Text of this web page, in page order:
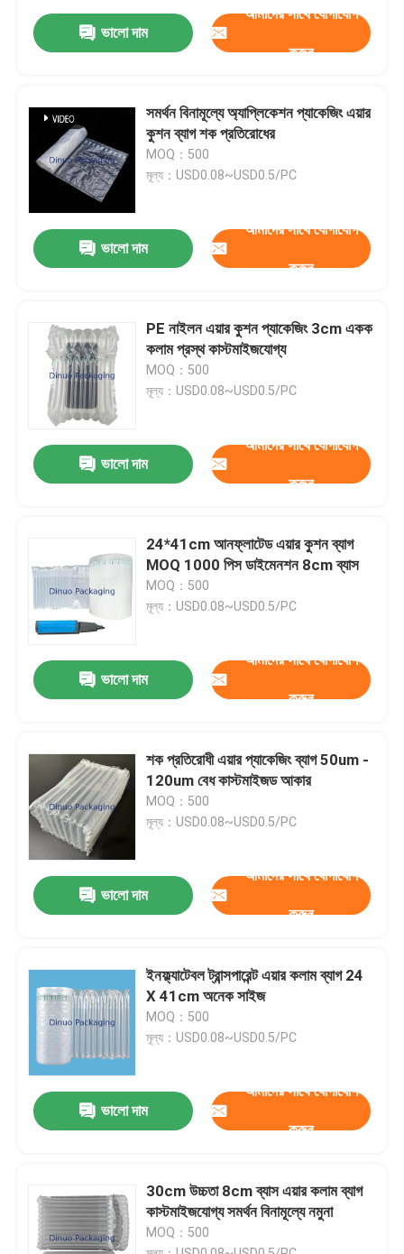
পণ্য
ভিডিও
আমাদের সম্পর্কে
মান নিয়ন্ত্রণ
আমাদের সাথে যোগাযোগ করুন
খবর
বুদ্বুদ মেইলিং ব্যাগ
ভালো দাম
আমাদের সাথে যোগাযোগ
করুন
সমর্থন বিনামূল্যে অ্যাপ্লিকেশন প্যাকেজিং এয়ার
কুশন ব্যাগ শক প্রতিরোধের
MOQ：500
মূল্য：USD0.08~USD0.5/PC
ভালো দাম
আমাদের সাথে যোগাযোগ
করুন
PE নাইলন এয়ার কুশন প্যাকেজিং 3cm একক
কলাম প্রস্থ কাস্টমাইজযোগ্য
MOQ：500
মূল্য：USD0.08~USD0.5/PC
ভালো দাম
আমাদের সাথে যোগাযোগ
করুন
24*41cm আনফ্লাটেড এয়ার কুশন ব্যাগ
MOQ 1000 পিস ডাইমেনশন 8cm ব্যাস
MOQ：500
মূল্য：USD0.08~USD0.5/PC
ভালো দাম
আমাদের সাথে যোগাযোগ
করুন
শক প্রতিরোধী এয়ার প্যাকেজিং ব্যাগ 50um -
120um বেধ কাস্টমাইজড আকার
MOQ：500
মূল্য：USD0.08~USD0.5/PC
ভালো দাম
আমাদের সাথে যোগাযোগ
করুন
ইনফ্ল্যাটেবল ট্রান্সপারেন্ট এয়ার কলাম ব্যাগ 24
X 41cm অনেক সাইজ
MOQ：500
মূল্য：USD0.08~USD0.5/PC
ভালো দাম
আমাদের সাথে যোগাযোগ
করুন
30cm উচ্চতা 8cm ব্যাস এয়ার কলাম ব্যাগ
কাস্টমাইজযোগ্য সমর্থন বিনামূল্যে নমুনা
MOQ：500